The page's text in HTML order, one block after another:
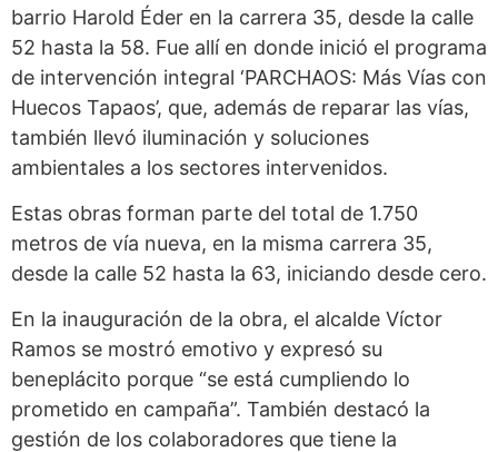
barrio Harold Éder en la carrera 35, desde la calle
52 hasta la 58. Fue allí en donde inició el programa
de intervención integral ‘PARCHAOS: Más Vías con
Huecos Tapaos’, que, además de reparar las vías,
también llevó iluminación y soluciones
ambientales a los sectores intervenidos.
Estas obras forman parte del total de 1.750
metros de vía nueva, en la misma carrera 35,
desde la calle 52 hasta la 63, iniciando desde cero.
En la inauguración de la obra, el alcalde Víctor
Ramos se mostró emotivo y expresó su
beneplácito porque “se está cumpliendo lo
prometido en campaña”. También destacó la
gestión de los colaboradores que tiene la